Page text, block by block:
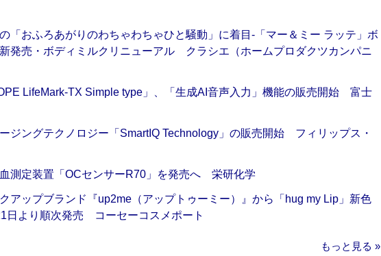
の「おふろあがりのわちゃわちゃひと騒動」に着目‐「マー＆ミー ラッテ」ボ
発売・ボディミルクリニューアル クラシエ（ホームプロダクツカンパニ
LifeMark-TX Simple type」、「生成AI音声入力」機能の販売開始 富士
ージングテクノロジー「SmartIQ Technology」の販売開始 フィリップス・
血測定装置「OCセンサーR70」を発売へ 栄研化学
クアップブランド『up2me（アップトゥーミー）』から「hug my Lip」新色
日より順次発売 コーセーコスメポート
もっと見る »